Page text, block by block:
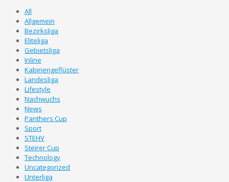
All
Allgemein
Bezirksliga
Eliteliga
Gebietsliga
Inline
Kabinengeflüster
Landesliga
Lifestyle
Nachwuchs
News
Panthers Cup
Sport
STEHV
Steirer Cup
Technology
Uncategorized
Unterliga